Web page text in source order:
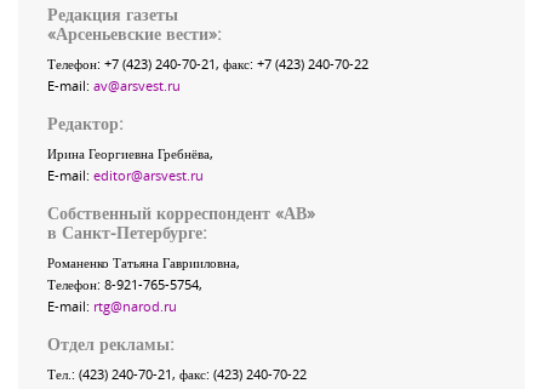
Редакция газеты
«Арсеньевские вести»:
Телефон: +7 (423) 240-70-21, факс: +7 (423) 240-70-22
E-mail: av@arsvest.ru
Редактор:
Ирина Георгиевна Гребнёва,
E-mail: editor@arsvest.ru
Собственный корреспондент «АВ»
в Санкт-Петербурге:
Романенко Татьяна Гаврииловна,
Телефон: 8-921-765-5754,
E-mail: rtg@narod.ru
Отдел рекламы:
Тел.: (423) 240-70-21, факс: (423) 240-70-22